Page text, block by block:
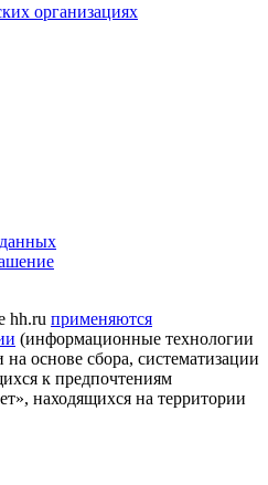
организациях
hh.ru применяются
(информационные технологии
основе сбора, систематизации
к предпочтениям
находящихся на территории